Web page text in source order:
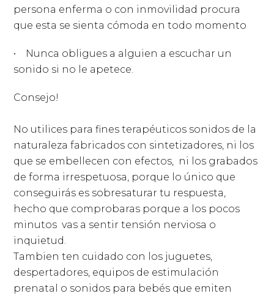
persona enferma o con inmovilidad procura
que esta se sienta cómoda en todo momento
• Nunca obligues a alguien a escuchar un
sonido si no le apetece.
Consejo!
No utilices para fines terapéuticos sonidos de la
naturaleza fabricados con sintetizadores, ni los
que se embellecen con efectos,
ni los grabados
de forma irrespetuosa, porque lo único que
conseguirás es sobresaturar tu respuesta,
hecho que comprobaras porque a los pocos
minutos vas a sentir tensión nerviosa o
inquietud.
Tambien ten cuidado con los juguetes,
despertadores, equipos de estimulación
prenatal o sonidos para bebés que emiten